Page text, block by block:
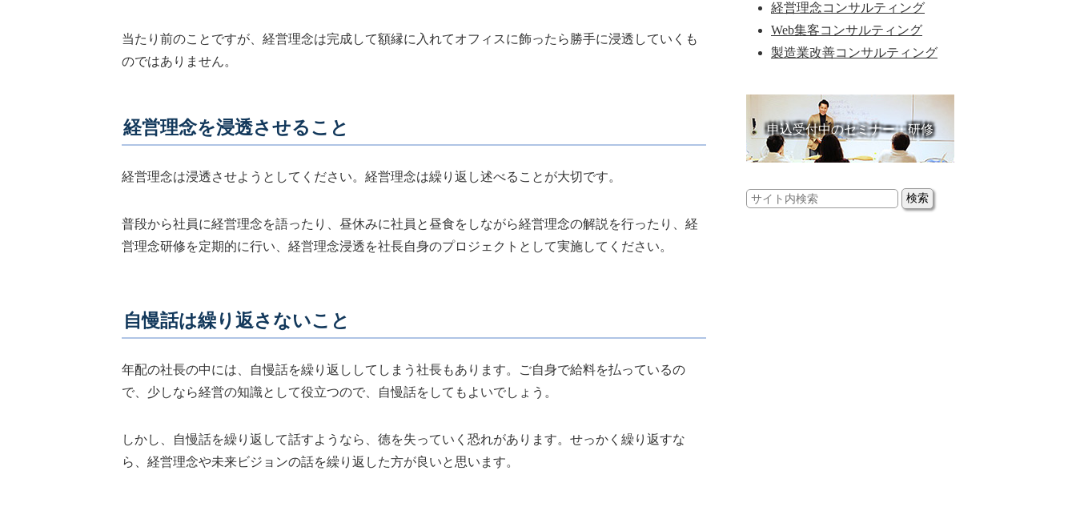
当たり前のことですが、経営理念は完成して額縁に入れてオフィスに飾ったら勝手に浸透していくも
のではありません。
経営理念を浸透させること
経営理念は浸透させようとしてください。経営理念は繰り返し述べることが大切です。
普段から社員に経営理念を語ったり、昼休みに社員と昼食をしながら経営理念の解説を行ったり、経
営理念研修を定期的に行い、経営理念浸透を社長自身のプロジェクトとして実施してください。
自慢話は繰り返さないこと
年配の社長の中には、自慢話を繰り返ししてしまう社長もあります。ご自身で給料を払っているの
で、少しなら経営の知識として役立つので、自慢話をしてもよいでしょう。
しかし、自慢話を繰り返して話すようなら、徳を失っていく恐れがあります。せっかく繰り返すな
ら、経営理念や未来ビジョンの話を繰り返した方が良いと思います。
経営理念コンサルティング
Web集客コンサルティング
製造業改善コンサルティング
申込受付中のセミナー・研修